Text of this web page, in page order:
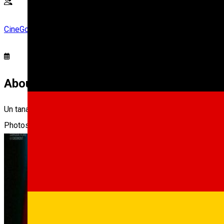
CineGold
About
Un tanar regizor rus devine un consilier improbabil al lui
Photos